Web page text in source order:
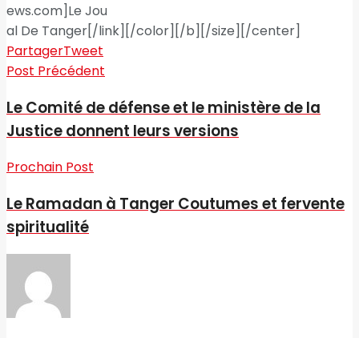
ews.com]Le Jou
al De Tanger[/link][/color][/b][/size][/center]
PartagerTweet
Post Précédent
Le Comité de défense et le ministère de la
Justice donnent leurs versions
Prochain Post
Le Ramadan à Tanger Coutumes et fervente
spiritualité